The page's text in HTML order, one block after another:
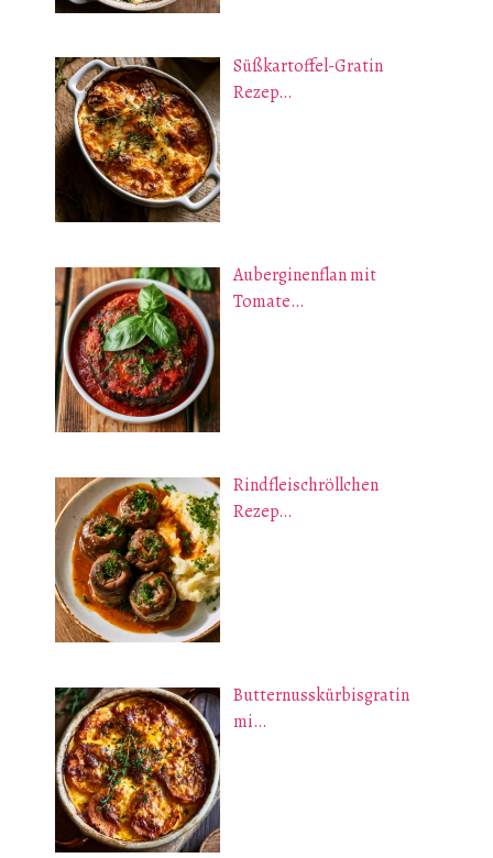
Süßkartoffel-Gratin
Rezep…
Auberginenflan mit
Tomate…
Rindfleischröllchen
Rezep…
Butternusskürbisgratin
mi…